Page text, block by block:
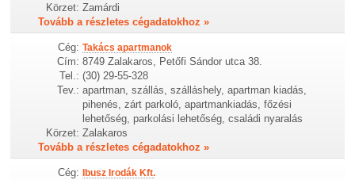
Körzet: Zamárdi
Tovább a részletes cégadatokhoz »
Cég: Takács apartmanok
Cím: 8749 Zalakaros, Petőfi Sándor utca 38.
Tel.: (30) 29-55-328
Tev.: apartman, szállás, szálláshely, apartman kiadás,
pihenés, zárt parkoló, apartmankiadás, főzési
lehetőség, parkolási lehetőség, családi nyaralás
Körzet: Zalakaros
Tovább a részletes cégadatokhoz »
Cég: Ibusz Irodák Kft.